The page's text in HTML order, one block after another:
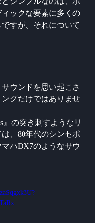
ックな要素に多くの
すが、それについて
ウンドを思い起こさ
グだけではありませ
』の突き刺すようなリ
、80年代のシンセポ
ハDX7のようなサウ